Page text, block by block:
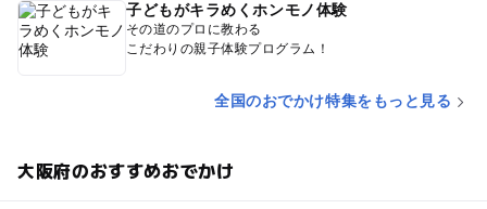
子どもがキラめくホンモノ体験
その道のプロに教わる
こだわりの親子体験プログラム！
全国のおでかけ特集をもっと見る
大阪府のおすすめおでかけ